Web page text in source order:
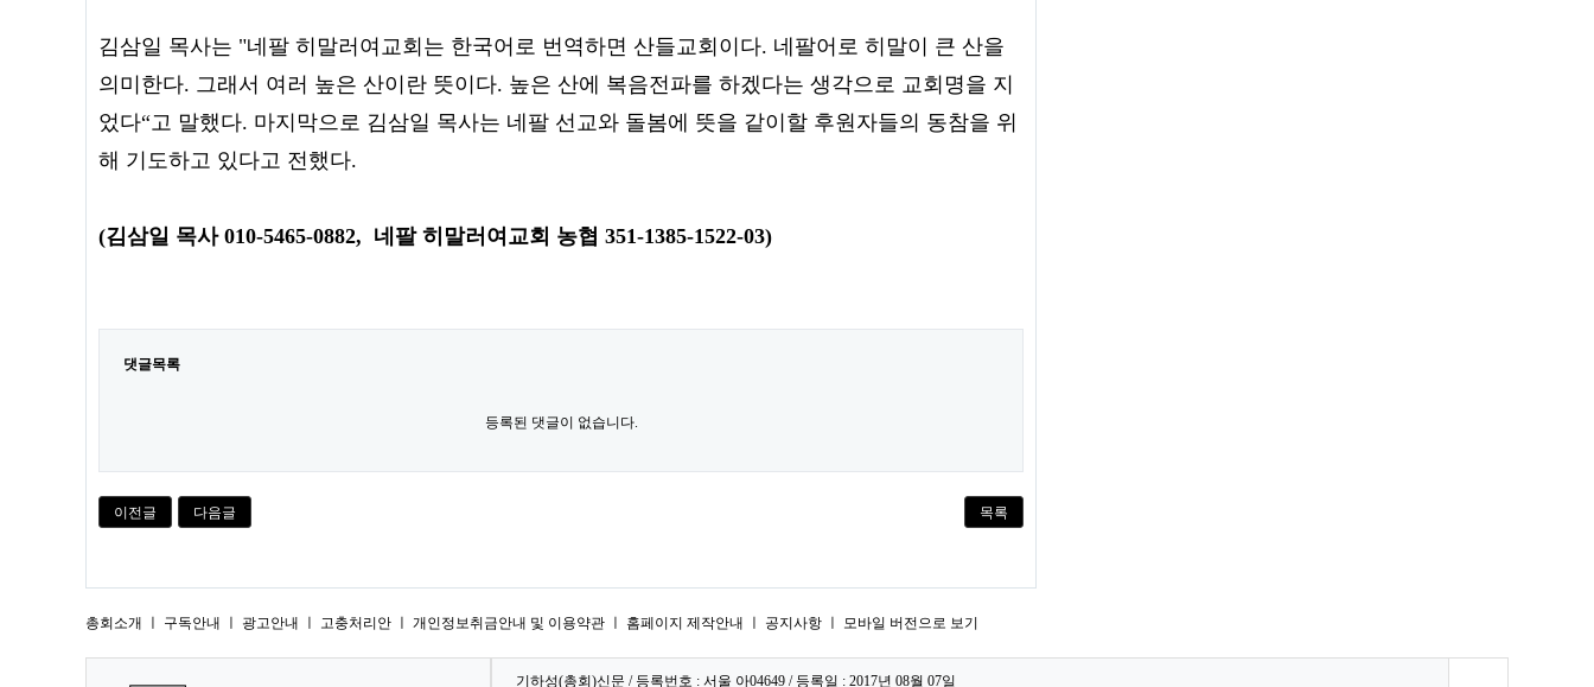
김삼일 목사는 "네팔 히말러여교회는 한국어로 번역하면 산들교회이다. 네팔어로 히말이 큰 산을
의미한다. 그래서 여러 높은 산이란 뜻이다. 높은 산에 복음전파를 하겠다는 생각으로 교회명을 지
었다“고 말했다. 마지막으로 김삼일 목사는 네팔 선교와 돌봄에 뜻을 같이할 후원자들의 동참을 위
해 기도하고 있다고 전했다.
(김삼일 목사 010-5465-0882, 네팔 히말러여교회 농협 351-1385-1522-03)
댓글목록
등록된 댓글이 없습니다.
이전글 다음글 목록
총회소개 구독안내 광고안내 고충처리안 개인정보취금안내 및 이용약관 홈페이지 제작안내 공지사항 모바일 버전으로 보기
기하성(총회)신문 / 등록번호 : 서울 아04649 / 등록일 : 2017년 08월 07일